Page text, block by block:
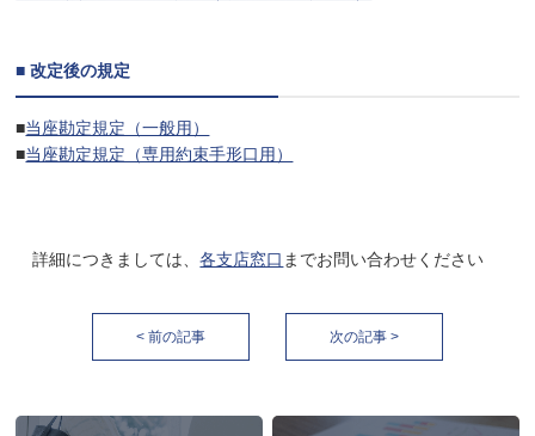
■改定後の規定
■当座勘定規定（一般用）
■当座勘定規定（専用約束手形口用）
詳細につきましては、各支店窓口 までお問い合わせください
< 前の記事 次の記事 >